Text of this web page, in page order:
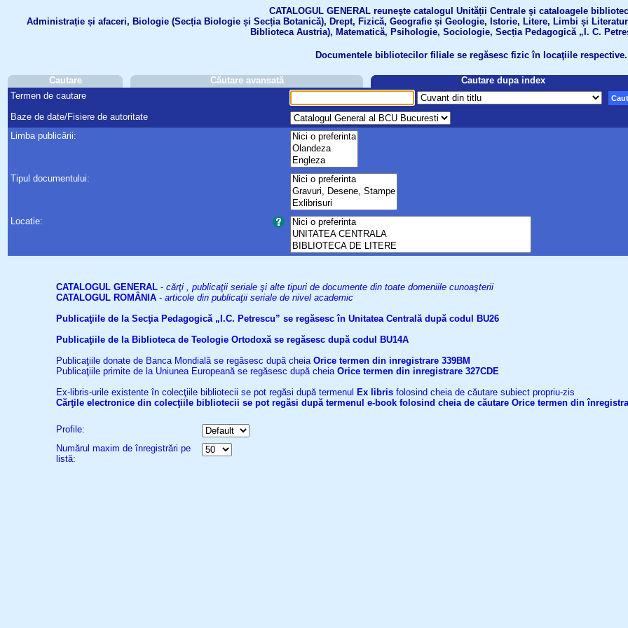
CATALOGUL GENERAL reuneşte catalogul Unității Centrale şi cataloagele
Administrație și afaceri, Biologie (Secția Biologie și Secția Botanică), Drept, Fizică, Geografie și Geologie, Istorie, Litere, Limbi și
Biblioteca Austria), Matematică, Psihologie, Sociologie, Secția Pedagogică „I. C.
Documentele bibliotecilor filiale se regăsesc fizic în locaţiile respective.
Cautare Căutare avansată
Cautare dupa index
Termen de cautare
Baze de date/Fisiere de autoritate
Limba publicării:
Tipul documentului:
Locatie:
CATALOGUL GENERAL - cărţi , publicaţii seriale şi alte tipuri de documente din toate domeniile cunoaşterii
CATALOGUL ROMÂNIA - articole din publicaţii seriale de nivel academic
Publicaţiile de la Secţia Pedagogică „I.C. Petrescu” se regăsesc în Unitatea Centrală după codul BU26
Publicaţiile de la Biblioteca de Teologie Ortodoxă se regăsesc după codul BU14A
Publicaţiile donate de Banca Mondială se regăsesc după cheia Orice termen din inregistrare 339BM
Publicaţiile primite de la Uniunea Europeană se regăsesc după cheia Orice termen din inregistrare 327CDE
Ex-libris-urile existente în colecţiile bibliotecii se pot regăsi după termenul Ex libris folosind cheia de căutare subiect propriu-zis
Cărţile electronice din colecţiile bibliotecii se pot regăsi după termenul e-book folosind cheia de căutare Orice termen din
Profile:
Numărul maxim de înregistrări pe
listă: